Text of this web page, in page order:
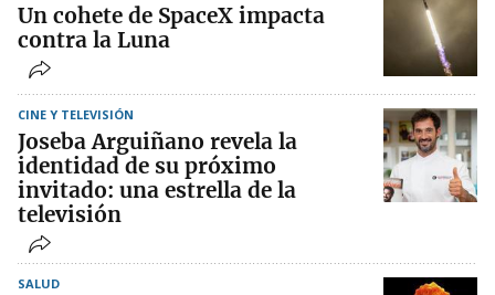
Un cohete de SpaceX impacta
contra la Luna
CINE Y TELEVISIÓN
Joseba Arguiñano revela la
identidad de su próximo
invitado: una estrella de la
televisión
SALUD